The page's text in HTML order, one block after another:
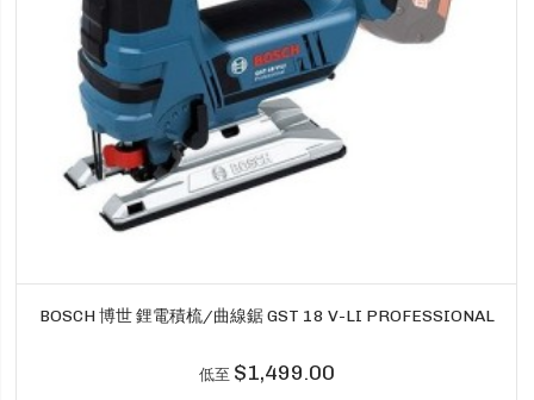
BOSCH 博世 鋰電積梳/曲線鋸 GST 18 V-LI PROFESSIONAL
低至 $1,499.00